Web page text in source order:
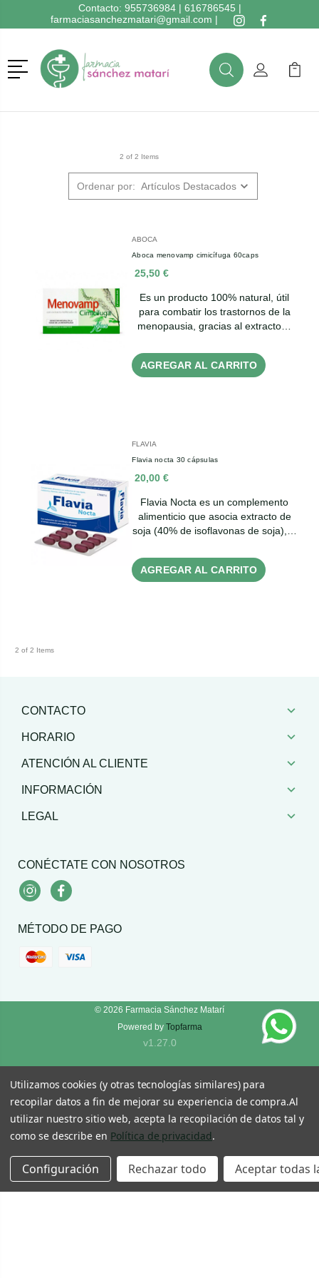
Contacto: 955736984| 616786545 |
farmaciasanchezmatari@gmail.com |
Menú
BuscarMi Cuenta
Mi
2 of 2 Items
Ordenar por:
ABOCA
Aboca menovamp cimicífuga 60caps
25,50 €
Es un producto 100% natural, útil
para combatir los trastornos de la
menopausia, gracias al extracto…
AGREGAR AL CARRITO
FLAVIA
Flavia nocta 30 cápsulas
20,00 €
Flavia Nocta es un complemento
alimenticio que asocia extracto de
soja (40% de isoflavonas de soja),…
AGREGAR AL CARRITO
2 of 2 Items
CONTACTO
HORARIO
ATENCIÓN AL CLIENTE
INFORMACIÓN
LEGAL
CONÉCTATE CON NOSOTROS
InstagramFacebook
MÉTODO DE PAGO
© 2026 Farmacia Sánchez Matarí
Powered by Topfarma
v1.27.0
Utilizamos cookies (y otras tecnologías similares) para
recopilar datos a fin de mejorar su experiencia de compra.Al
utilizar nuestro sitio web, acepta la recopilación de datos tal y
como se describe en Política de privacidad.
Configuración Rechazar todo Aceptar todas